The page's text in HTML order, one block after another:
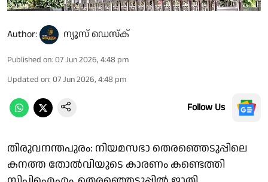
Author: ന്യൂസ് ഡെസ്ക്
Published on: 07 Jun 2026, 4:48 pm
Updated on: 07 Jun 2026, 4:48 pm
Follow Us
തിരുവനന്തപുരം: നിയമസഭാ തെരഞ്ഞെടുപ്പിലെ
കനത്ത തോൽവിയുടെ കാരണം കണ്ടെത്തി